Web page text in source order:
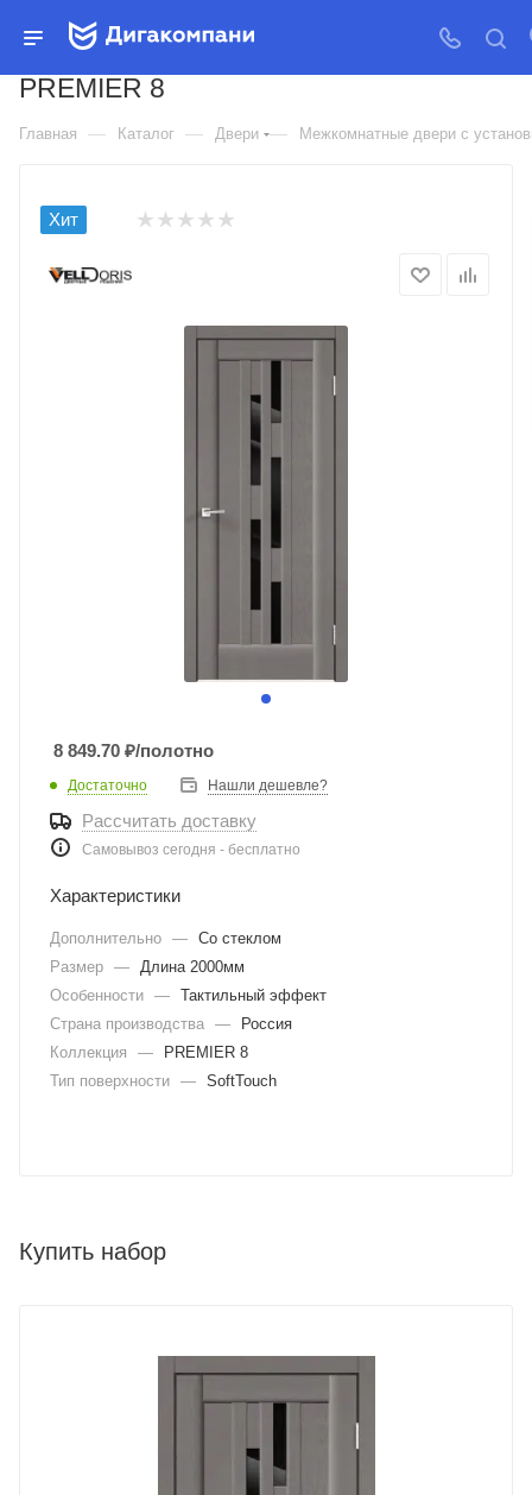
ДВЕРЬ МЕЖКОМНАТНАЯ
VELLDORIS SOFTTOUCH
PREMIER 8
Главная — Каталог — Двери — Межкомнатные двери с
Хит
8 849.70 ₽/полотно
Достаточно Нашли дешевле?
Рассчитать доставку
Самовывоз сегодня - бесплатно
Характеристики
Дополнительно — Со стеклом
Размер — Длина 2000мм
Особенности — Тактильный эффект
Страна производства —
Россия
Коллекция
—
PREMIER 8
Тип поверхности — SoftTouch
Купить набор